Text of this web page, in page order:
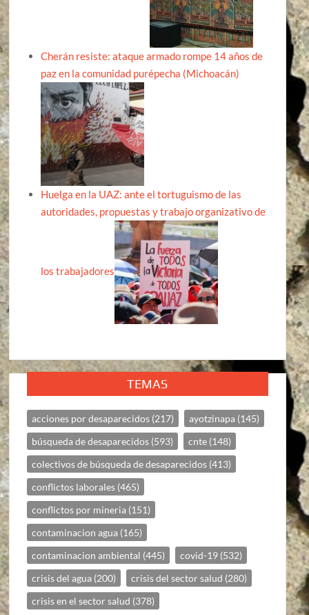
Cherán resiste: ataque armado rompe 14 años de
paz en la comunidad purépecha (Michoacán)
Huelga en la UAZ: ante el tortuguismo de las
autoridades, propuestas y trabajo organizativo de
los trabajadores
TEMAS
acciones por desaparecidos (217) ayotzinapa (145)
búsqueda de desaparecidos (593) cnte (148)
colectivos de búsqueda de desaparecidos (413)
conflictos laborales (465)
conflictos por mineria (151)
contaminacion agua (165)
contaminacion ambiental (445) covid-19 (532)
crisis del agua (200) crisis del sector salud (280)
crisis en el sector salud (378)